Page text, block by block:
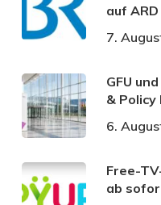
auf
7.
GFU
& Policy
6.
Free-
ab